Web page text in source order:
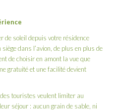
de soleil depuis votre résidence
dans l’avion, de plus en plus de
de choisir en amont la vue que
gratuité et une facilité devient
touristes veulent limiter au
séjour : aucun grain de sable, ni